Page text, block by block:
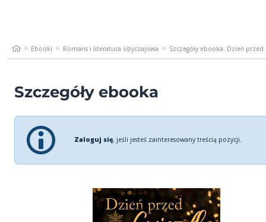
Ebooki Romans i literatura obyczajowa Szczegóły ebooka: Dzień przed
Szczegóły ebooka
Zaloguj się, jeśli jesteś zainteresowany treścią pozycji.